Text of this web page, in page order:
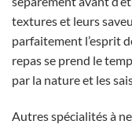
textures et leurs
parfaitement l’esprit
repas se prend le
par la nature et les
Autres spécialités à